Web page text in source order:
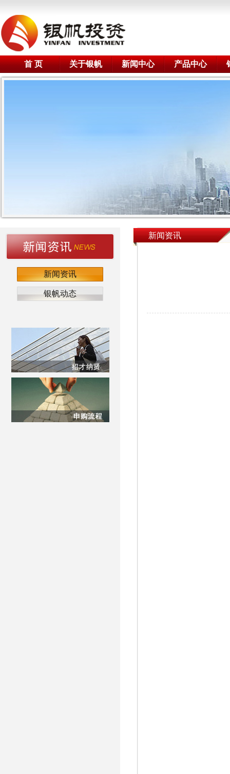
首 页 关于银帆 新闻中心 产品中心
新闻资讯
银帆动态
新闻资讯